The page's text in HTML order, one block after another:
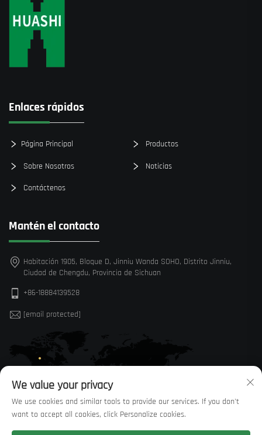
Enlaces rápidos
Página Principal Productos
Sobre Nosotros Noticias
Contáctenos
Mantén el contacto
Habitación 1905, Bloque D, Jinniu Wanda SOHO, Distrito Jinniu,
Ciudad de Chengdu, Provincia de Sichuan
+86-18884139528
[email protected]
We value your privacy
We use cookies and similar tools to provide our services. If you don't
want to accept all cookies, click Personalize cookies.